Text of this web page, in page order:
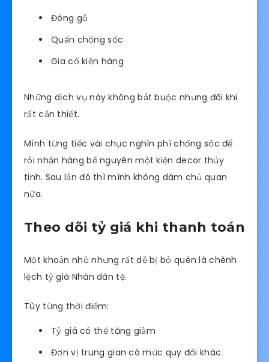
Đóng gỗ
Quấn chống sốc
Gia cố kiện hàng
Những dịch vụ này không bắt buộc nhưng đôi khi
rất cần thiết.
Mình từng tiếc vài chục nghìn phí chống sốc để
rồi nhận hàng bể nguyên một kiện decor thủy
tinh. Sau lần đó thì mình không dám chủ quan
nữa.
Theo dõi tỷ giá khi thanh toán
Một khoản nhỏ nhưng rất dễ bị bỏ quên là chênh
lệch tỷ giá Nhân dân tệ.
Tùy từng thời điểm:
Tỷ giá có thể tăng giảm
Đơn vị trung gian có mức quy đổi khác